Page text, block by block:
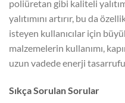
poliüretan gibi kaliteli
yalıtımını artırır, bu da
isteyen kullanıcılar için
malzemelerin kullanımı,
uzun vadede enerji
Sıkça Sorulan Sorular